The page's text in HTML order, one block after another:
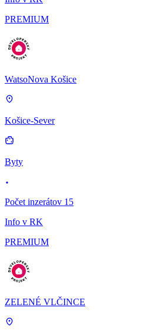
PREMIUM
WatsoNova Košice
Košice-Sever
Byty
Počet inzerátov 15
Info v RK
PREMIUM
ZELENÉ VLČINCE